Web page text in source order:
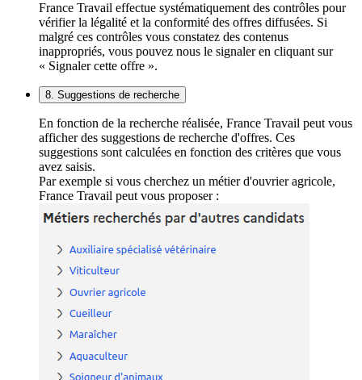
France Travail effectue systématiquement des contrôles pour
vérifier la légalité et la conformité des offres diffusées. Si
malgré ces contrôles vous constatez des contenus
inappropriés, vous pouvez nous le signaler en cliquant sur
« Signaler cette offre ».
8. Suggestions de recherche
En fonction de la recherche réalisée, France Travail peut vous
afficher des suggestions de recherche d'offres. Ces
suggestions sont calculées en fonction des critères que vous
avez saisis.
Par exemple si vous cherchez un métier d'ouvrier agricole,
France Travail peut vous proposer :